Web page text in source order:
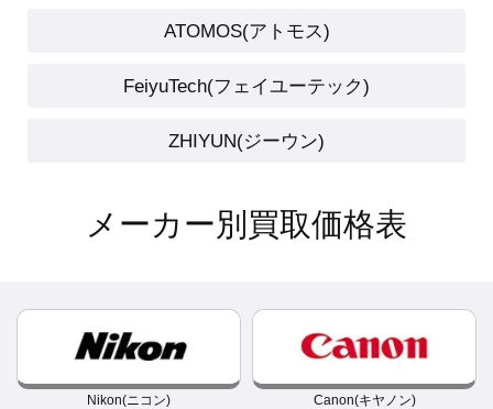
ATOMOS(アトモス)
FeiyuTech(フェイユーテック)
ZHIYUN(ジーウン)
メーカー別買取価格表
Nikon(ニコン) Canon(キヤノン)